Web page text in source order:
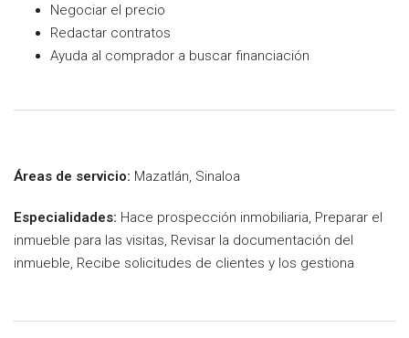
Negociar el precio
Redactar contratos
Ayuda al comprador a buscar financiación
Áreas de servicio: Mazatlán, Sinaloa
Especialidades: Hace prospección inmobiliaria, Preparar el
inmueble para las visitas, Revisar la documentación del
inmueble, Recibe solicitudes de clientes y los gestiona